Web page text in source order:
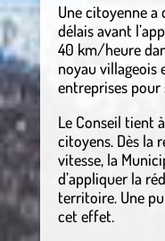
Une citoyenne a
délais avant
40 km/heure
noyau villageois
entreprises pour
Le Conseil tient
citoyens. Dès la
vitesse, la
d’appliquer la
territoire. Une
cet effet.